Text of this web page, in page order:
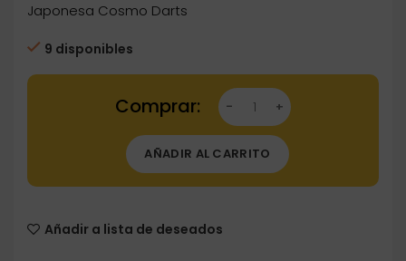
Japonesa Cosmo Darts
9 disponibles
Dartstore Plumas Fit Flight Air 3 unid Super
AÑADIR AL CARRITO
Añadir a lista de deseados